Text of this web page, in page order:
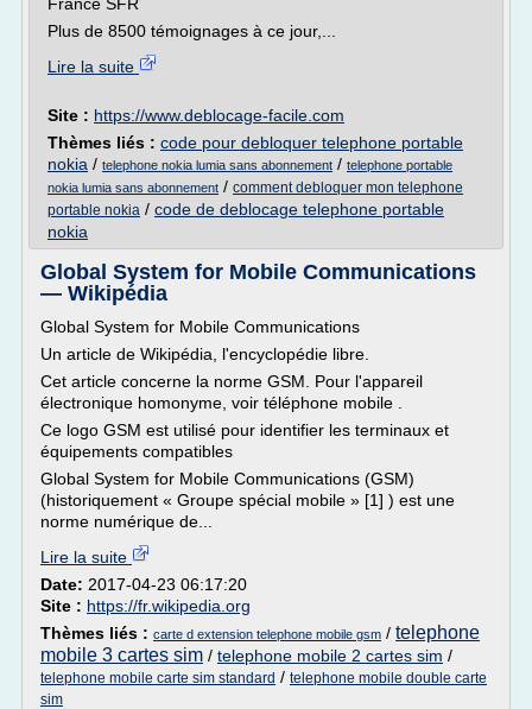
Plus de 8500 témoignages à ce jour,...
Lire la suite
Site : https://www.deblocage-facile.com
Thèmes liés : code pour debloquer telephone portable
nokia / telephone nokia lumia sans abonnement / telephone portable
nokia lumia sans abonnement / comment debloquer mon telephone
portable nokia / code de deblocage telephone portable
nokia
Global System for Mobile Communications
— Wikipédia
Global System for Mobile Communications
Un article de Wikipédia, l'encyclopédie libre.
Cet article concerne la norme GSM. Pour l'appareil
électronique homonyme, voir téléphone mobile .
Ce logo GSM est utilisé pour identifier les terminaux et
équipements compatibles
Global System for Mobile Communications (GSM)
(historiquement « Groupe spécial mobile » [1] ) est une
norme numérique de...
Lire la suite
Date: 2017-04-23 06:17:20
Site : https://fr.wikipedia.org
Thèmes liés : carte d extension telephone mobile gsm / telephone
mobile 3 cartes sim / telephone mobile 2 cartes sim /
telephone mobile carte sim standard / telephone mobile double carte
sim